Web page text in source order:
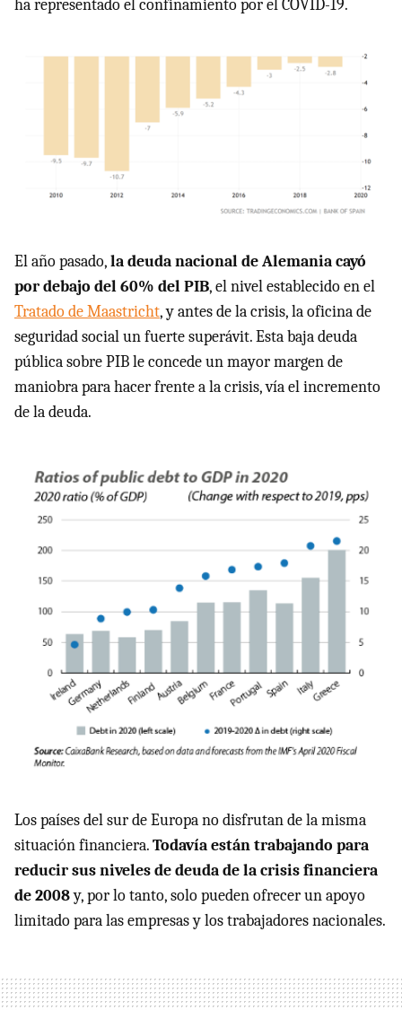
ha representado el confinamiento por el COVID-19.
El año pasado,la deuda nacional de Alemania cayó
por debajo del 60% del PIB, el nivel establecido en el
Tratado de Maastricht, y antes de la crisis, la oficina de
seguridad social un fuerte superávit. Esta baja deuda
pública sobre PIB le concede un mayor margen de
maniobra para hacer frente a la crisis, vía el incremento
de la deuda.
Los países del sur de Europa no disfrutan de la misma
situación financiera.Todavía están trabajando para
reducir sus niveles de deuda de la crisis financiera
de 2008y, por lo tanto, solo pueden ofrecer un apoyo
limitado para las empresas y los trabajadores nacionales.